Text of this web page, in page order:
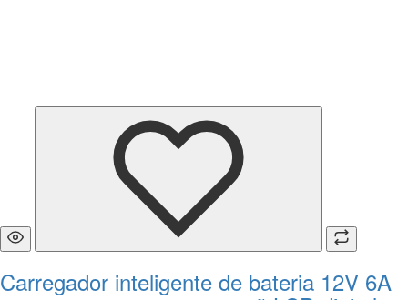
Carregador inteligente de bateria 12V 6A